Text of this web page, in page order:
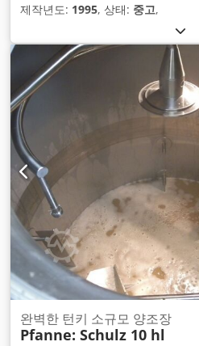
제작년도: 1995, 상태: 중고,
완벽한 턴키 소규모 양조장
Pfanne: Schulz 10 hl